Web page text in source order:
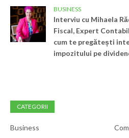
BUSINESS
Interviu cu Mihaela
Fiscal, Expert
cum te pregătești
impozitului pe
CATEGORII
Business